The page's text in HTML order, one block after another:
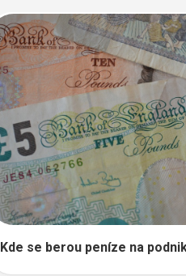
Kde se berou peníze na